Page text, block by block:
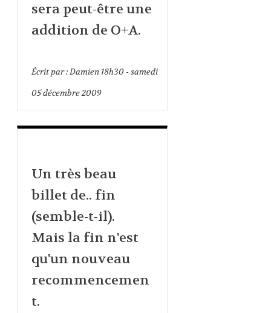
sera peut-être une
addition de O+A.
Écrit par :Damien 18h30- samedi
05décembre 2009
Un très beau
billet de.. fin
(semble-t-il).
Mais la fin n'est
qu'un nouveau
recommencemen
t.